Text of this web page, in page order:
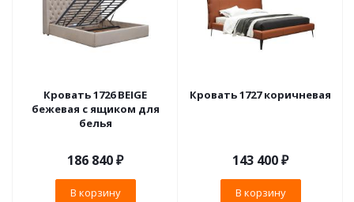
Кровать 1726 BEIGE
бежевая с ящиком для
белья
186 840₽
В корзину
Кровать 1727 коричневая
143 400₽
В корзину